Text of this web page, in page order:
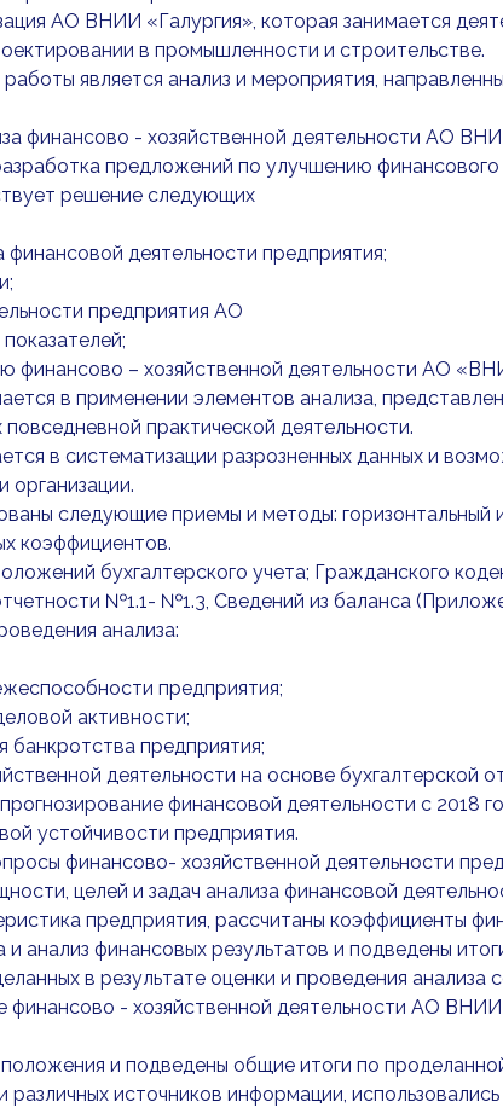
АО ВНИИ «Галургия», которая занимается
в промышленности и строительстве.
является анализ и мероприятия,
финансово - хозяйственной деятельности АО
предложений по улучшению финансового
решение следующих
деятельности предприятия;
предприятия АО
– хозяйственной деятельности АО
в применении элементов анализа,
практической деятельности.
в систематизации разрозненных данных и
организации.
следующие приемы и методы: горизонтальный
коэффициентов.
бухгалтерского учета; Гражданского
№1.1- №1.3, Сведений из баланса
анализа:
предприятия;
активности;
банкротства предприятия;
деятельности на основе бухгалтерской
финансовой деятельности с 2018
устойчивости предприятия.
финансово- хозяйственной деятельности
целей и задач анализа финансовой
предприятия, рассчитаны коэффициенты
анализ финансовых результатов и подведены
в результате оценки и проведения анализа
финансово - хозяйственной деятельности АО ВНИИ
и подведены общие итоги по
источников информации,